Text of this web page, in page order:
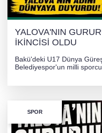
YALOVA'NIN
İKİNCİSİ OLDU
Bakü'deki U17 Dünya
Belediyespor'un milli
SPOR